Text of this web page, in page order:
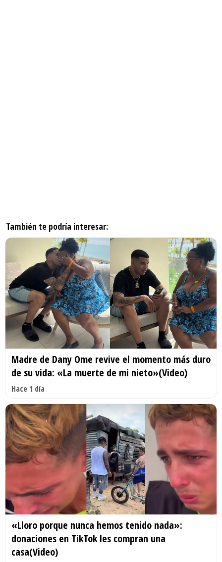
También te podría interesar:
Madre de Dany Ome revive el momento más duro
de su vida: «La muerte de mi nieto»(Video)
Hace 1 día
«Lloro porque nunca hemos tenido nada»:
donaciones en TikTok les compran una
casa(Video)